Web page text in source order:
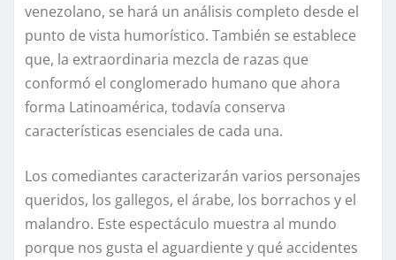
venezolano, se hará un análisis completo desde el
punto de vista humorístico. También se establece
que, la extraordinaria mezcla de razas que
conformó el conglomerado humano que ahora
forma Latinoamérica, todavía conserva
características esenciales de cada una.
Los comediantes caracterizarán varios personajes
queridos, los gallegos, el árabe, los borrachos y el
malandro. Este espectáculo muestra al mundo
porque nos gusta el aguardiente y qué accidentes